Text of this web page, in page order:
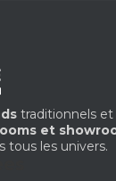
traditionnels et
et
tous les univers.